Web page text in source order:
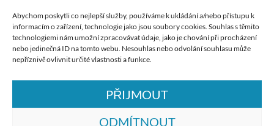
Abychom poskytli co nejlepší služby, používáme k ukládání a/nebo přístupu k
informacím o zařízení, technologie jako jsou soubory cookies. Souhlas s těmito
technologiemi nám umožní zpracovávat údaje, jako je chování při procházení
nebo jedinečná ID na tomto webu. Nesouhlas nebo odvolání souhlasu může
nepříznivě ovlivnit určité vlastnosti a funkce.
PŘIJMOUT
ODMÍTNOUT
487 881 111
podatelna@mucl.cz